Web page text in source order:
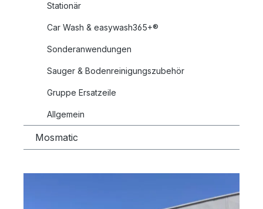
Stationär
Car Wash & easywash365+®
Sonderanwendungen
Sauger & Bodenreinigungszubehör
Gruppe Ersatzeile
Allgemein
Mosmatic